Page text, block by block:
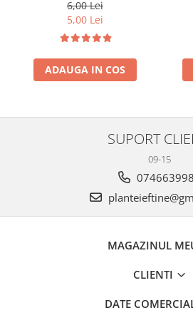
6,00 Lei
5,00 Lei
ADAUGA IN COS
SUPORT
09-15
MAGAZINUL
CLIENTI
DATE